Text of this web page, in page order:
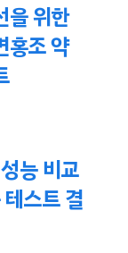
을 위한
홍조 약
능 비교
스트 결